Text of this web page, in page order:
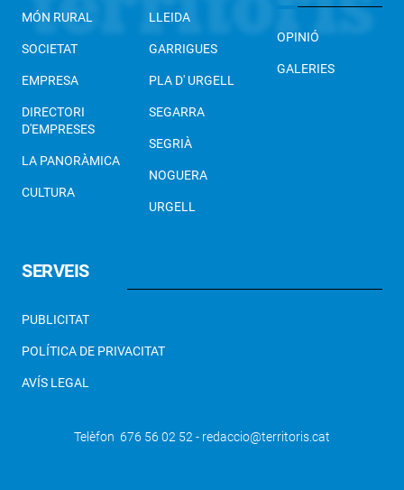
MÓN RURAL
SOCIETAT
EMPRESA
DIRECTORI
D'EMPRESES
LA PANORÀMICA
CULTURA
LLEIDA
GARRIGUES
PLA D' URGELL
SEGARRA
SEGRIÀ
NOGUERA
URGELL
OPINIÓ
GALERIES
SERVEIS
PUBLICITAT
POLÍTICA DE PRIVACITAT
AVÍS LEGAL
Telèfon 676 56 02 52 - redaccio@territoris.cat